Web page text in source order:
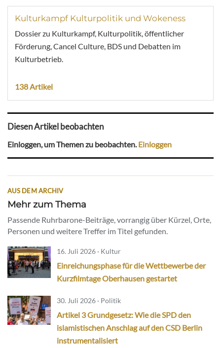
Kulturkampf Kulturpolitik und Wokeness
Dossier zu Kulturkampf, Kulturpolitik, öffentlicher
Förderung, Cancel Culture, BDS und Debatten im
Kulturbetrieb.
138 Artikel
Diesen Artikel beobachten
Einloggen, um Themen zu beobachten. Einloggen
AUS DEM ARCHIV
Mehr zum Thema
Passende Ruhrbarone-Beiträge, vorrangig über Kürzel, Orte,
Personen und weitere Treffer im Titel gefunden.
16. Juli 2026 · Kultur
Einreichungsphase für die Wettbewerbe der
Kurzfilmtage Oberhausen gestartet
30. Juli 2026 · Politik
Artikel 3 Grundgesetz: Wie die SPD den
islamistischen Anschlag auf den CSD Berlin
instrumentalisiert